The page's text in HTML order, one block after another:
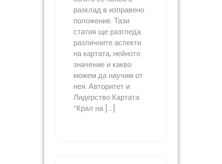
разклад в изправено
положение. Тази
статия ще разгледа
различните аспекти
на картата, нейното
значение и какво
можем да научим от
нея. Авторитет и
Лидерство Картата
“Крал на […]